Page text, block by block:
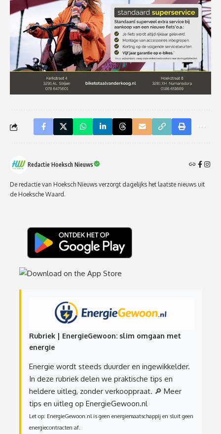
Redactie Hoeksch Nieuws
De redactie van Hoeksch Nieuws verzorgt dagelijks het laatste nieuws uit
de Hoeksche Waard.
Rubriek | EnergieGewoon: slim omgaan met
energie
Energie wordt steeds duurder en ingewikkelder.
In deze rubriek delen we praktische tips en
heldere uitleg, zonder verkooppraat. 🔎 Meer
tips en uitleg op EnergieGewoon.nl
Let op: EnergieGewoon.nl is geen energiemaatschappij en sluit geen
energiecontracten af.